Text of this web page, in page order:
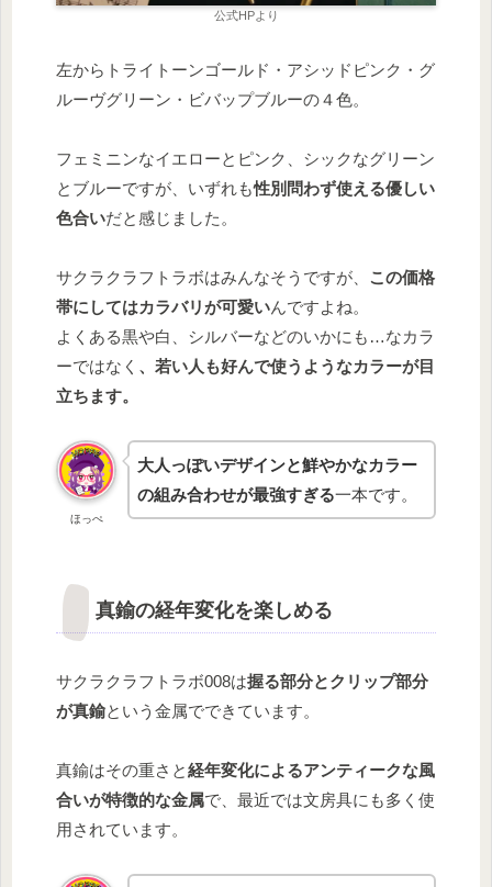
公式HPより
左からトライトーンゴールド・アシッドピンク・グ
ルーヴグリーン・ビバップブルーの４色。
フェミニンなイエローとピンク、シックなグリーン
とブルーですが、いずれも性別問わず使える優しい
色合いだと感じました。
サクラクラフトラボはみんなそうですが、 この価格
帯にしてはカラバリが可愛いんですよね。
よくある黒や白、シルバーなどのいかにも…なカラ
ーではなく 、若い人も好んで使うようなカラーが目
立ちます。
ほっぺ
大人っぽいデザインと鮮やかなカラー
の組み合わせが最強すぎる一本です。
真鍮の経年変化を楽しめる
サクラクラフトラボ008は握る部分とクリップ部分
が真鍮という金属でできています。
真鍮はその重さと経年変化によるアンティークな風
合いが特徴的な金属で、最近では文房具にも多く使
用されています。